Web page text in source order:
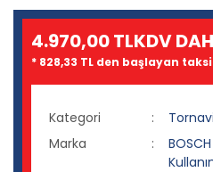
4.970,00 TLKDV
* 828,33 TL den başlayan
Kategori
Marka